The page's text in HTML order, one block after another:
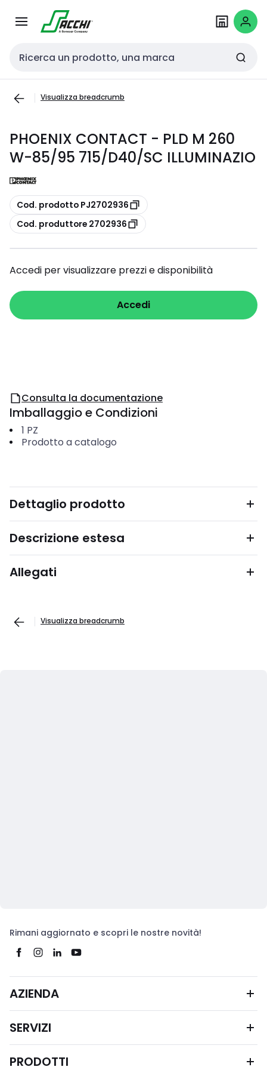
navigazionecontenuto
Cerca input
Visualizza breadcrumb
PHOENIX CONTACT - PLD M 260
W-85/95 715/D40/SC ILLUMINAZIO
copia
Cod. prodotto PJ2702936
copia
Cod. produttore 2702936
Accedi per visualizzare prezzi e disponibilità
Accedi
Consulta la documentazione
Imballaggio e Condizioni
1 PZ
Prodotto a catalogo
Dettaglio prodotto
Descrizione estesa
Allegati
Visualizza breadcrumb
Rimani aggiornato e scopri le nostre novità!
AZIENDA
SERVIZI
PRODOTTI